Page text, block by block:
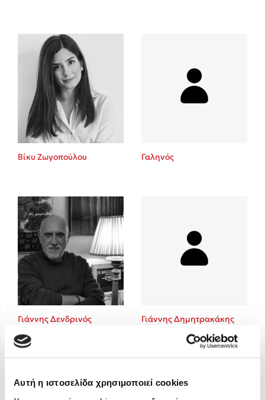
Αυτή η ιστοσελίδα χρησιμοποιεί cookies
Δημοφιλείς Συγγραφείς
Φυστίκι ΠουΚυλάει
Παύλος Καστανάς
El Sombrero
Στέφανος Ξενάκης
Sebastian Fitzek
Κατρίνα Τσάνταλη
Lucinda Riley
Mimi Matthews
Benzamin Bécue
Rebecca Yarros
Teo Benedetti
Τζένη Κουτσοδημητροπούλου
Ali Hazelwood
Cori Doerrfeld
Pierdomenico Baccalario
Δανάη Ιμπραχήμ
Βίκυ Ζωγοπούλου Γαληνός
Γιάννης Δενδρινός Γιάννης Δημητρακάκης